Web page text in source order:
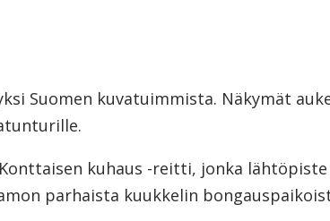
Suomen kuvatuimmista. Näkymät
kuhaus -reitti, jonka
parhaista kuukkelin